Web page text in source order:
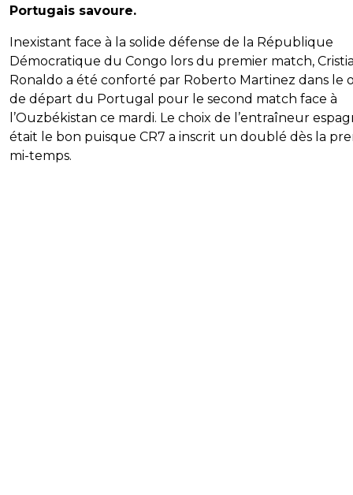
Portugais savoure.
Inexistant face à la solide défense de la République
Démocratique du Congo lors du premier match,
Ronaldo a été conforté par Roberto Martinez dans le
de départ du Portugal pour le second match face à
l’Ouzbékistan ce mardi. Le choix de l’entraîneur
était le bon puisque CR7 a inscrit un doublé dès la
mi-temps.